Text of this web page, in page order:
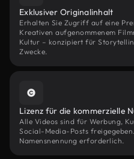
Exklusiver Originalinhalt
Erhalten Sie Zugriff auf eine
Kreativen aufgenommenem
Kultur – konzipiert für
Zwecke.
Lizenz für die kommerzielle
Alle Videos sind für Werbung,
Social-Media-Posts
Namensnennung erforderlich.